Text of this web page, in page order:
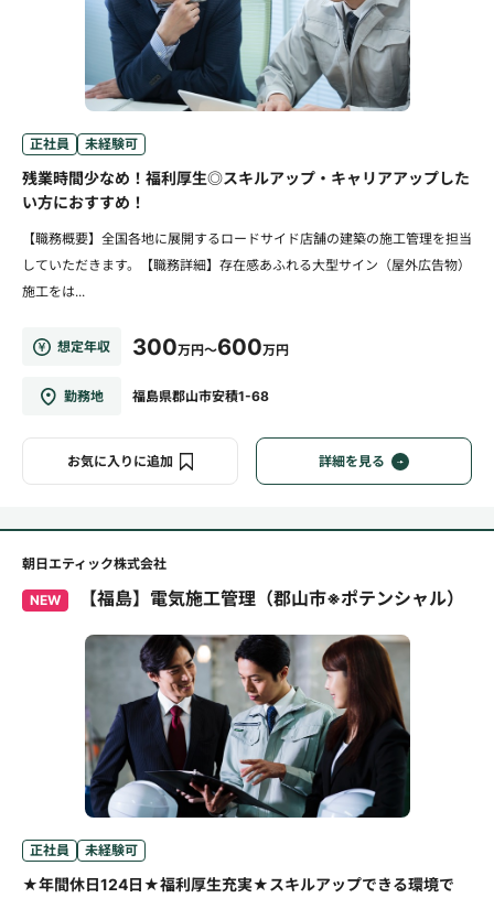
正社員 未経験可
残業時間少なめ！福利厚生◎スキルアップ・キャリアアップした
い方におすすめ！
【職務概要】全国各地に展開するロードサイド店舗の建築の施工管理を担当
していただきます。【職務詳細】存在感あふれる大型サイン（屋外広告物）
施工をは...
想定年収 300万円～600万円
勤務地 福島県郡山市安積1-68
お気に入りに追加 詳細を見る
朝日エティック株式会社
NEW 【福島】電気施工管理（郡山市※ポテンシャル）
正社員 未経験可
★年間休日124日★福利厚生充実★スキルアップできる環境で